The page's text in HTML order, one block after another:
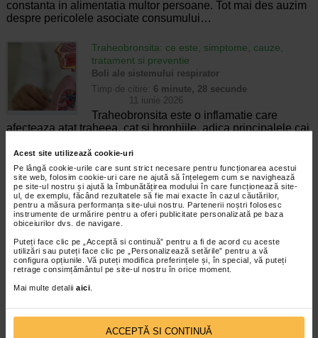
Acest site utilizează cookie-uri
Pe lângă cookie-urile care sunt strict necesare pentru funcționarea acestui
site web, folosim cookie-uri care ne ajută să înțelegem cum se navighează
pe site-ul nostru și ajută la îmbunătățirea modului în care funcționează site-
ul, de exemplu, făcând rezultatele să fie mai exacte în cazul căutărilor,
pentru a măsura performanța site-ului nostru. Partenerii noștri folosesc
instrumente de urmărire pentru a oferi publicitate personalizată pe baza
obiceiurilor dvs. de navigare.
Puteți face clic pe „Acceptă si continuă” pentru a fi de acord cu aceste
utilizări sau puteți face clic pe „Personalizează setările” pentru a vă
configura opțiunile. Vă puteți modifica preferințele și, în special, vă puteți
retrage consimțământul pe site-ul nostru în orice moment.
Mai multe detalii aici
ACCEPTĂ SI CONTINUĂ
constanta in alimentatia multor persoane. Tot mai des auzim
despre pericolele asociate consumului…
Traheobronsita: ce este, simptome, cauze,
tratament si preventie
Boli ale sistemului respirator
Timp de citire: 6 minute, 28 secunde
11 iunie 2026
Traheobronsita este o inflamatie care
afecteaza atat traheea, cat si bronhiile, adica principalele cai
apare frecvent in urma unei infectii virale…
Tinctura de sunatoare: beneficii si utilizari
Remedii naturiste
Timp de citire:6 minute, 59 secunde
Sunatoarea este una dintre cele mai
cunoscute plante medicinale utilizate in
fitoterapie pentru sustinerea sistemului nervos si a starii
emotionale. Tinctura de sunatoare este folosita traditional
pentru…
Tinctura de echinaceea: beneficii si utilizari
Remedii naturiste